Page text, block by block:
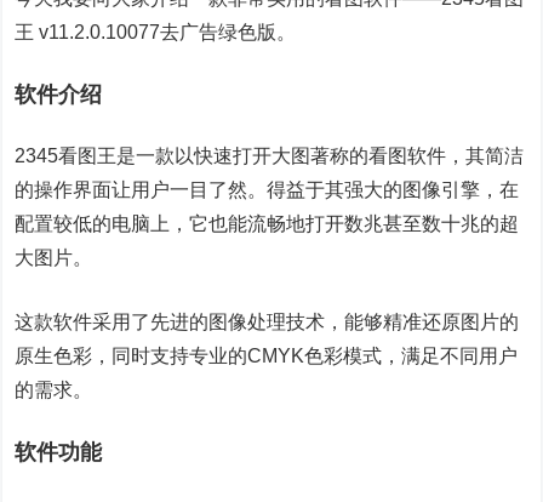
王 v11.2.0.10077去广告绿色版。
软件介绍
2345看图王是一款以快速打开大图著称的看图软件，其简洁
的操作界面让用户一目了然。得益于其强大的图像引擎，在
配置较低的电脑上，它也能流畅地打开数兆甚至数十兆的超
大图片。
这款软件采用了先进的图像处理技术，能够精准还原图片的
原生色彩，同时支持专业的CMYK色彩模式，满足不同用户
的需求。
软件功能